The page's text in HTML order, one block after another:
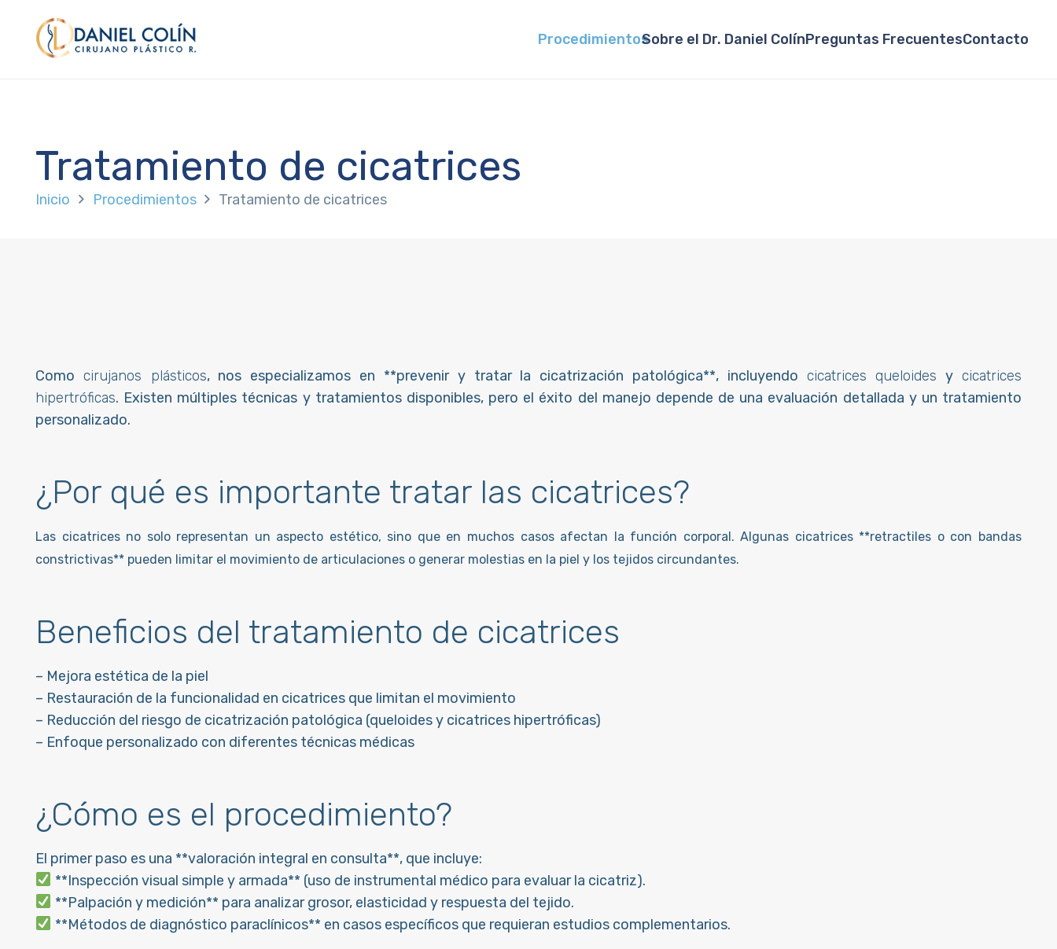
ProcedimientosSobre el Dr. Daniel ColínPreguntas FrecuentesContacto
Tratamiento de cicatrices
Inicio Procedimientos Tratamiento de cicatrices
Como cirujanos plásticos, nos especializamos en **prevenir y tratar la cicatrización patológica**, incluyendo cicatrices queloides y cicatrices
hipertróficas. Existen múltiples técnicas y tratamientos disponibles, pero el éxito del manejo depende de una evaluación detallada y un tratamiento
personalizado.
¿Por qué es importante tratar las cicatrices?
Las cicatrices no solo representan un aspecto estético, sino que en muchos casos afectan la función corporal. Algunas cicatrices **retractiles o con bandas
constrictivas** pueden limitar el movimiento de articulaciones o generar molestias en la piel y los tejidos circundantes.
Beneficios del tratamiento de cicatrices
– Mejora estética de la piel
– Restauración de la funcionalidad en cicatrices que limitan el movimiento
– Reducción del riesgo de cicatrización patológica (queloidesy cicatrices hipertróficas)
– Enfoque personalizado con diferentes técnicas médicas
¿Cómo es el procedimiento?
El primer paso es una **valoración integral en consulta**, que incluye:
**Inspección visual simple y armada** (uso de instrumental médico para evaluar la cicatriz).
**Palpación y medición** para analizar grosor, elasticidad y respuesta del tejido.
**Métodos de diagnóstico paraclínicos** en casos específicos que requieran estudios complementarios.